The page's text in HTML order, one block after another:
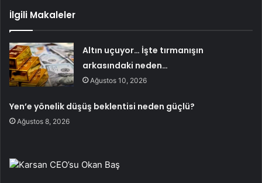
İlgili Makaleler
Altın uçuyor… İşte tırmanışın
arkasındaki neden…
Ağustos 10, 2026
Yen’e yönelik düşüş beklentisi neden güçlü?
Ağustos 8, 2026
Karsan CEO’su Okan Baş